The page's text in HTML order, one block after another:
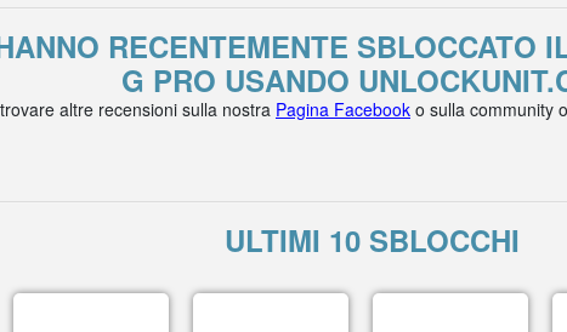
RECENTEMENTE SBLOCCATO
G PRO USANDO
altre recensioni sulla nostra Pagina Facebook o sulla community
ULTIMI 10 SBLOCCHI